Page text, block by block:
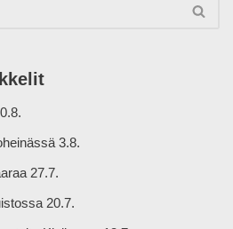
3.8.
27.7.
20.7.